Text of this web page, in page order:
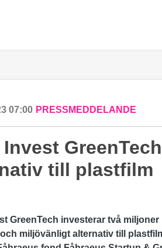
07:00 PRESSMEDDELANDE
till plastfilm
GreenTech investerar två
miljövänligt alternativ till